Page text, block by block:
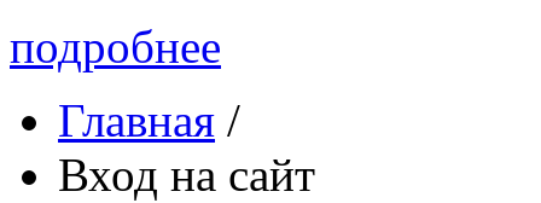
подробнее
Главная /
Вход на сайт